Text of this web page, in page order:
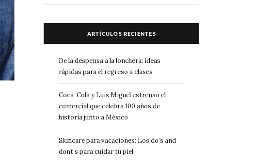
ARTÍCULOS RECIENTES
De la despensa a la lonchera: ideas
rápidas para el regreso a clases
Coca-Cola y Luis Miguel estrenan el
comercial que celebra 100 años de
historia junto a México
Skincare para vacaciones: Los do’s and
dont’s para cuidar tu piel